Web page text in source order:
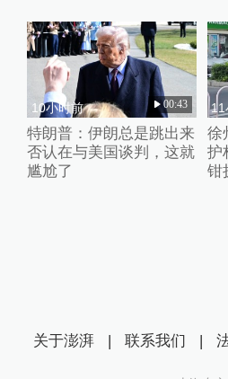
10小时前 00:43
特朗普：伊朗总是跳出来
否认在与美国谈判，这就
尴尬了
11
徐
护
钳
关于澎湃 | 联系我们 |